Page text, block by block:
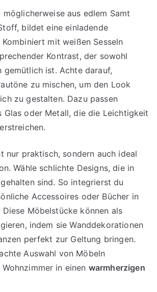
möglicherweise aus edlem Samt
bildet eine einladende
mit weißen Sesseln
Kontrast, der sowohl
gemütlich ist. Achte darauf,
zu mischen, um den Look
zu gestalten. Dazu passen
Glas oder Metall, die die Leichtigkeit
nur praktisch, sondern auch ideal
Wähle schlichte Designs, die in
sind. So integrierst du
Accessoires oder Bücher in
Möbelstücke können als
indem sie Wanddekorationen
perfekt zur Geltung bringen.
Auswahl von Möbeln
in einen warmherzigen